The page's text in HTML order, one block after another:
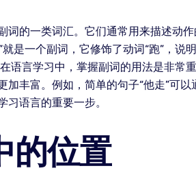
词的一类词汇。它们通常用来描述动
是一个副词，它修饰了动词“跑”，
语言学习中，掌握副词的用法是非
丰富。例如，简单的句子“他走”可
语言的重要一步。
的位置